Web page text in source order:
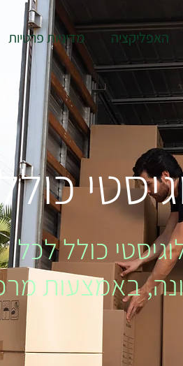
מדיניות פרטיות האפליקציה
כולל לכל
באמצעות